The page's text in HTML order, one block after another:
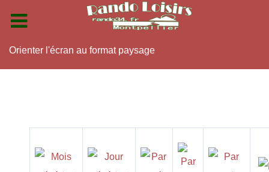
Orienter l'écran au format paysage